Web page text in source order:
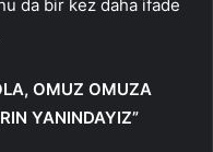
da bir kez daha ifade
OMUZ OMUZA
YANINDAYIZ”